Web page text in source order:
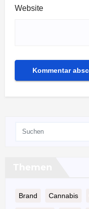
Website
Brand Cannabis